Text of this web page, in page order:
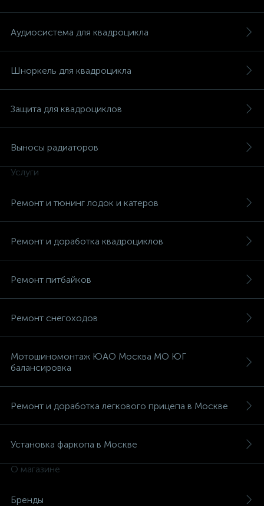
Аудиосистема для квадроцикла
Шноркель для квадроцикла
Защита для квадроциклов
Выносы радиаторов
Услуги
Ремонт и тюнинг лодок и катеров
Ремонт и доработка квадроциклов
Ремонт питбайков
Ремонт снегоходов
Мотошиномонтаж ЮАО Москва МО ЮГ
балансировка
Ремонт и доработка легкового прицепа в Москве
Установка фаркопа в Москве
О магазине
Бренды